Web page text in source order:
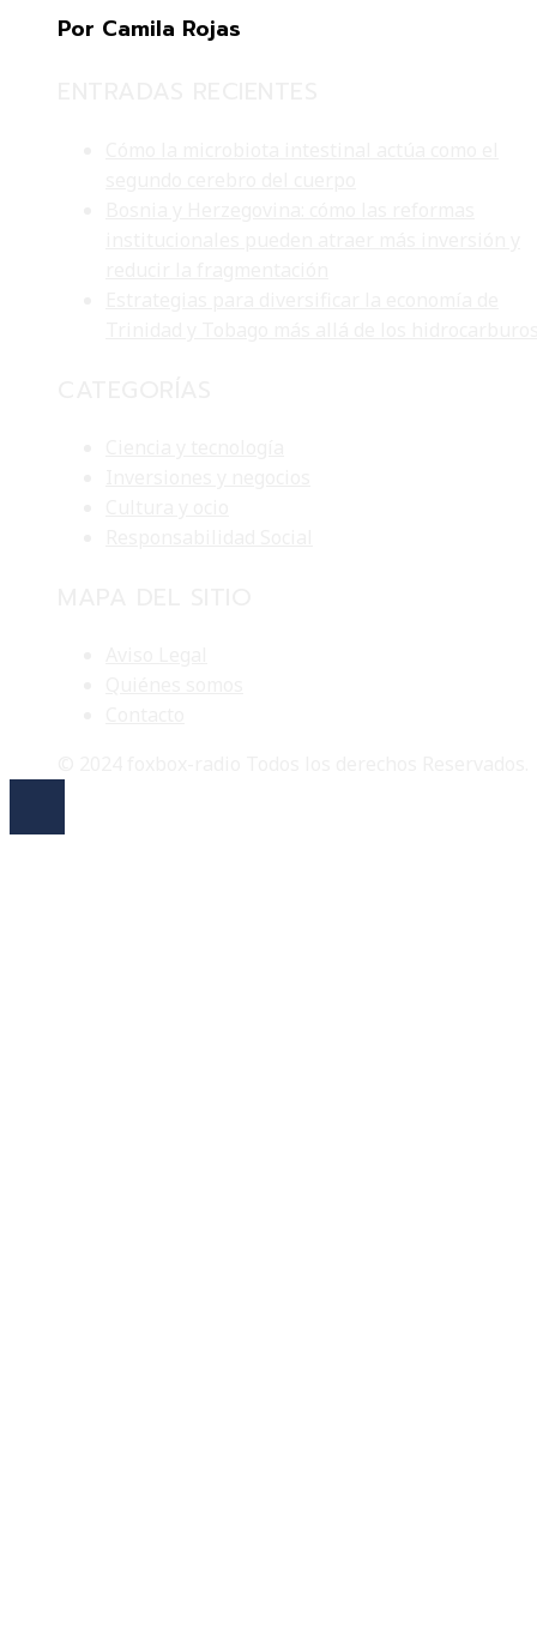
Por Camila Rojas